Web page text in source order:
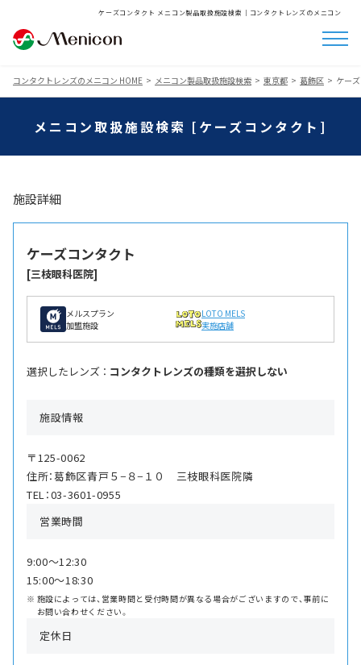
ケーズコンタクト メニコン製品取扱施設検索│コンタクトレンズのメニコン
コンタクトレンズのメニコン HOME メニコン製品取扱施設検索 東京都 葛飾区 ケー
メニコン取扱施設検索 [ケーズコンタクト]
施設詳細
ケーズコンタクト
[三枝眼科医院]
メルスプラン
加盟施設
LOTO MELS
実施店舗
選択したレンズ ： コンタクトレンズの種類を選択しない
施設情報
〒125-0062
住所：葛飾区青戸５−８−１０ 三枝眼科医院隣
TEL：03-3601-0955
営業時間
9:00〜12:30
15:00〜18:30
施設によっては、営業時間と受付時間が異なる場合がございますので、事前に
お問い合わせください。
定休日